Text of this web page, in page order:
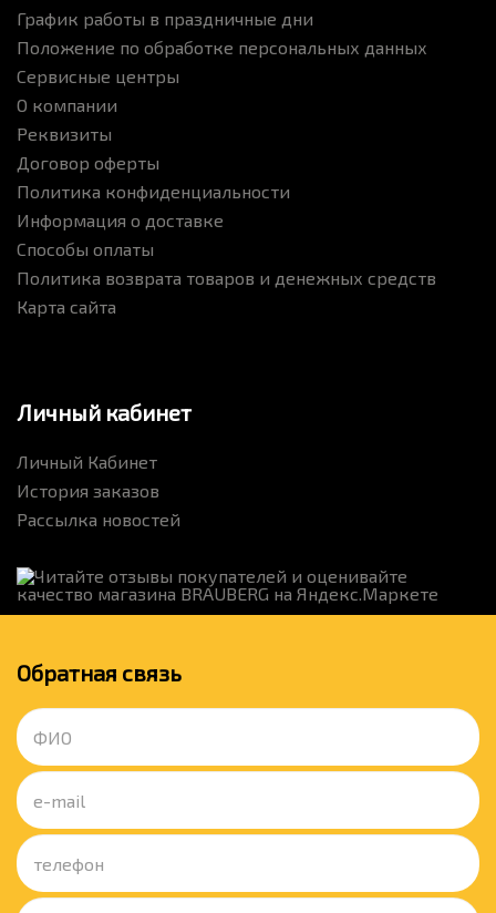
График работы в праздничные дни
Положение по обработке персональных данных
Сервисные центры
О компании
Реквизиты
Договор оферты
Политика конфиденциальности
Информация о доставке
Способы оплаты
Политика возврата товаров и денежных средств
Карта сайта
Личный кабинет
Личный Кабинет
История заказов
Рассылка новостей
Обратная связь